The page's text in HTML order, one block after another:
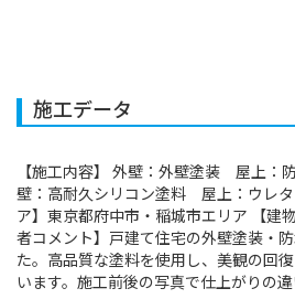
施工データ
【施工内容】 外壁：外壁塗装 屋上：
壁：高耐久シリコン塗料 屋上：ウレタ
ア】東京都府中市・稲城市エリア 【建
者コメント】戸建て住宅の外壁塗装・
た。高品質な塗料を使用し、美観の回
います。施工前後の写真で仕上がりの違